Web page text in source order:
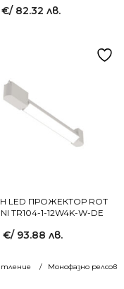
Монофазнo
€/ 82.32 лв.
LED ПРОЖЕКТОР ROT
TR104-1-12W4K-W-DE
€/ 93.88 лв.